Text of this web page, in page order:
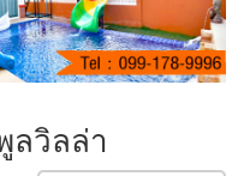
ลวิลล่า